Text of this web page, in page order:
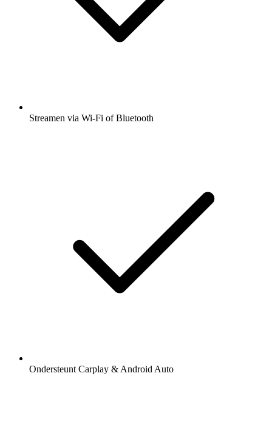
Streamen via Wi-Fi of Bluetooth
Ondersteunt Carplay & Android Auto